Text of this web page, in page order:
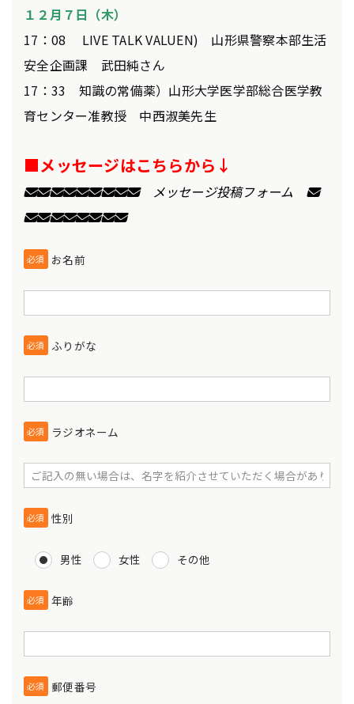
１２月７日 （木）
17：08 LIVE TALK VALUEN) 山形県警察本部生活
安全企画課 武田純さん
17：33 知識の常備薬）山形大学医学部総合医学教
育センター准教授 中西淑美先生
■メッセージはこちらから↓
✉✉✉✉✉✉✉✉✉ メッセージ投稿フォーム ✉
✉✉✉✉✉✉✉✉
必須 お名前
必須 ふりがな
必須 ラジオネーム
必須 性別
男性 女性 その他
必須 年齢
必須 郵便番号